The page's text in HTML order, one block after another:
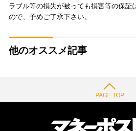
ラブル等の損失が被っても損害等の保証
ので、予めご了承下さい。
他のオススメ記事
PAGE TOP